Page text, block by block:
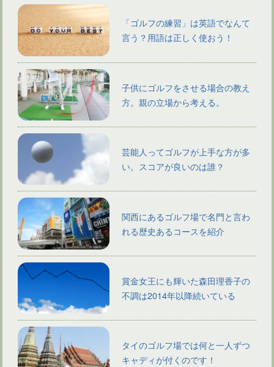
「ゴルフの練習」は英語でなんて
言う？用語は正しく使おう！
子供にゴルフをさせる場合の教え
方。親の立場から考える。
芸能人ってゴルフが上手な方が多
い。スコアが良いのは誰？
関西にあるゴルフ場で名門と言わ
れる歴史あるコースを紹介
賞金女王にも輝いた森田理香子の
不調は2014年以降続いている
タイのゴルフ場では何と一人ずつ
キャディが付くのです！